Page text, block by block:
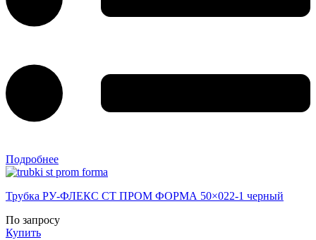
Подробнее
Трубка РУ-ФЛЕКС СТ ПРОМ ФОРМА 50×022-1 черный
По запросу
Купить